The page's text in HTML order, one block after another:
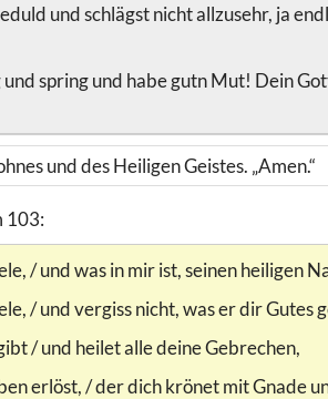
und schlägst nicht allzusehr, ja
spring und habe gutn Mut! Dein
und des Heiligen Geistes. „Amen.“
103:
/ und was in mir ist, seinen heiligen
/ und vergiss nicht, was er dir Gutes
/ und heilet alle deine Gebrechen,
erlöst, / der dich krönet mit Gnade